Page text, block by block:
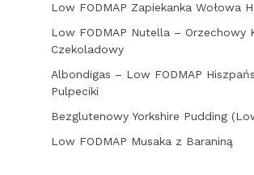
Low FODMAP Zapiekanka Wołowa
Low FODMAP Nutella – Orzechowy
Czekoladowy
Albondigas – Low FODMAP
Pulpeciki
Bezglutenowy Yorkshire Pudding
Low FODMAP Musaka z Baraniną